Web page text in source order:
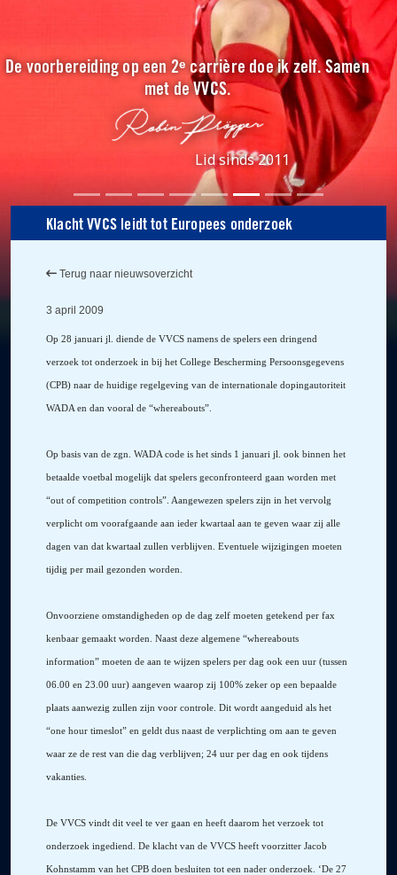
De voorbereiding op een 2ᵉ carrière doe ik zelf. Samen
met de VVCS.
Lid sinds 2011
Klacht VVCS leidt tot Europees onderzoek
Terug naar nieuwsoverzicht
3 april 2009
Op 28 januari jl. diende de VVCS namens de spelers een dringend
verzoek tot onderzoek in bij het College Bescherming Persoonsgegevens
(CPB) naar de huidige regelgeving van de internationale dopingautoriteit
WADA en dan vooral de “whereabouts”.
Op basis van de zgn. WADA code is het sinds 1 januari jl. ook binnen het
betaalde voetbal mogelijk dat spelers geconfronteerd gaan worden met
“out of competition controls”. Aangewezen spelers zijn in het vervolg
verplicht om voorafgaande aan ieder kwartaal aan te geven waar zij alle
dagen van dat kwartaal zullen verblijven. Eventuele wijzigingen moeten
tijdig per mail gezonden worden.
Onvoorziene omstandigheden op de dag zelf moeten getekend per fax
kenbaar gemaakt worden. Naast deze algemene “whereabouts
information” moeten de aan te wijzen spelers per dag ook een uur (tussen
06.00 en 23.00 uur) aangeven waarop zij 100% zeker op een bepaalde
plaats aanwezig zullen zijn voor controle. Dit wordt aangeduid als het
“one hour timeslot” en geldt dus naast de verplichting om aan te geven
waar ze de rest van die dag verblijven; 24 uur per dag en ook tijdens
vakanties.
De VVCS vindt dit veel te ver gaan en heeft daarom het verzoek tot
onderzoek ingediend. De klacht van de VVCS heeft voorzitter Jacob
Kohnstamm van het CPB doen besluiten tot een nader onderzoek. ‘De 27